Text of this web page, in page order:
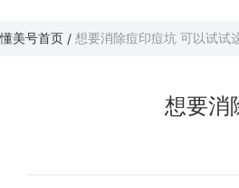
懂美号首页 / 想要消除痘印痘坑 可以试试
想要消